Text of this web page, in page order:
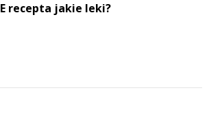
E recepta jakie leki?